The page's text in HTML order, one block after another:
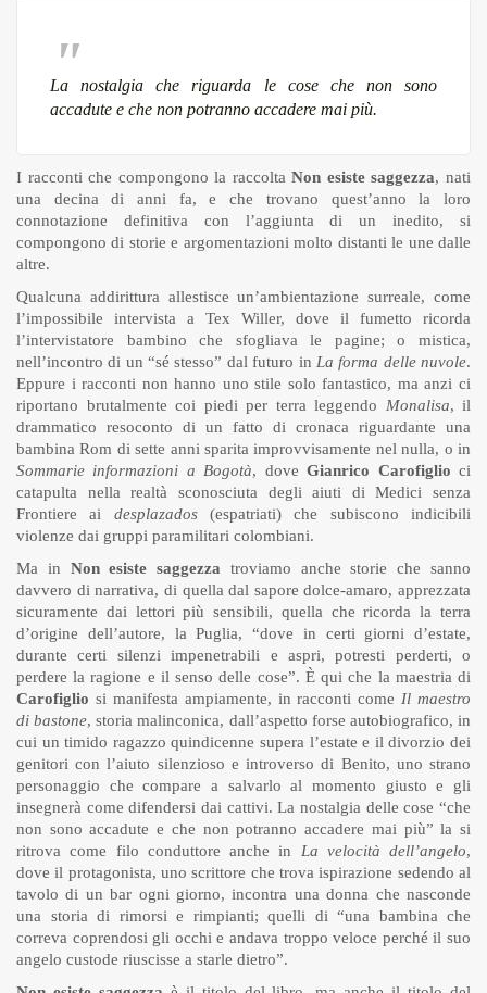
La nostalgia che riguarda le cose che non sono
accadute e che non potranno accadere mai più.
I racconti che compongono la raccoltaNon esiste saggezza, nati
una decina di anni fa, e che trovano quest’anno la loro
connotazione definitiva con l’aggiunta di un inedito, si
compongono di storie e argomentazioni molto distanti le une dalle
altre.
Qualcuna addirittura allestisce un’ambientazione surreale, come
l’impossibile intervista a Tex Willer, dove il fumetto ricorda
l’intervistatore bambino che sfogliava le pagine; o mistica,
nell’incontro di un “sé stesso” dal futuro in La forma delle nuvole.
Eppure i racconti non hanno uno stile solo fantastico, ma anzi ci
riportano brutalmente coi piedi per terra leggendo Monalisa, il
drammatico resoconto di un fatto di cronaca riguardante una
bambina Rom di sette anni sparita improvvisamente nel nulla, o in
Sommarie informazioni a Bogotà, doveGianrico Carofiglio ci
catapulta nella realtà sconosciuta degli aiuti di Medici senza
Frontiere ai desplazados(espatriati) che subiscono indicibili
violenze dai gruppi paramilitari colombiani.
Ma in Non esiste saggezza troviamo anche storie che sanno
davvero di narrativa, di quella dal sapore dolce-amaro, apprezzata
sicuramente dai lettori più sensibili, quella che ricorda la terra
d’origine dell’autore, la Puglia, “dove in certi giorni d’estate,
durante certi silenzi impenetrabili e aspri, potresti perderti, o
perdere la ragione e il senso delle cose”. È qui che la maestria di
Carofiglio si manifesta ampiamente, in racconti comeIl maestro
di bastone, storia malinconica, dall’aspetto forse autobiografico, in
cui un timido ragazzo quindicenne supera l’estate e il divorzio dei
genitori con l’aiuto silenzioso e introverso di Benito, uno strano
personaggio che compare a salvarlo al momento giusto e gli
insegnerà come difendersi dai cattivi. La nostalgia delle cose “che
non sono accadute e che non potranno accadere mai più” la si
ritrova come filo conduttore anche in La velocità dell’angelo,
dove il protagonista, uno scrittore che trova ispirazione sedendo al
tavolo di un bar ogni giorno, incontra una donna che nasconde
una storia di rimorsi e rimpianti; quelli di “una bambina che
correva coprendosi gli occhi e andava troppo veloce perché il suo
angelo custode riuscisse a starle dietro”.